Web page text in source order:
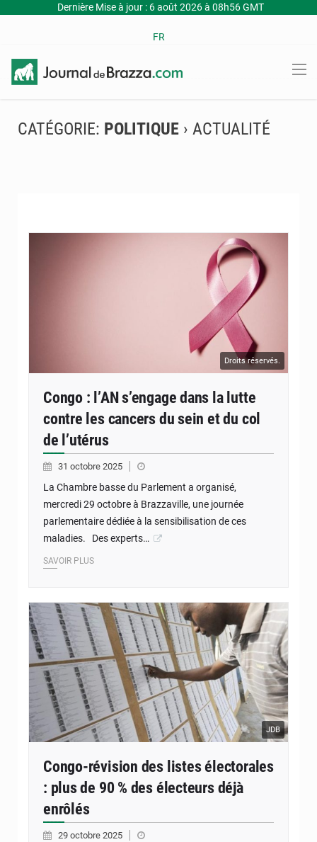
Dernière Mise à jour : 6 août 2026 à 08h56 GMT
FR
CATÉGORIE: POLITIQUE › ACTUALITÉ
Droits réservés.
Congo : l’AN s’engage dans la lutte
contre les cancers du sein et du col
de l’utérus
31 octobre 2025
La Chambre basse du Parlement a organisé,
mercredi 29 octobre à Brazzaville, une journée
parlementaire dédiée à la sensibilisation de ces
maladies. Des experts…
SAVOIR PLUS
JDB
Congo-révision des listes électorales
: plus de 90 % des électeurs déjà
enrôlés
29 octobre 2025